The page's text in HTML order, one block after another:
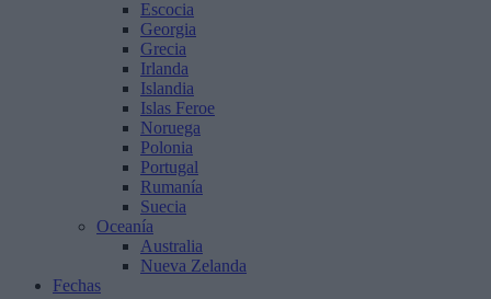
Escocia
Georgia
Grecia
Irlanda
Islandia
Islas Feroe
Noruega
Polonia
Portugal
Rumanía
Suecia
Oceanía
Australia
Nueva Zelanda
Fechas